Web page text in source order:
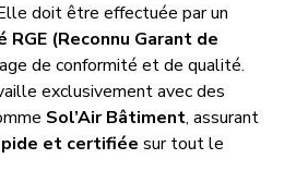
doit être effectuée par un
(Reconnu Garant de
de conformité et de qualité.
exclusivement avec des
Sol’Air Bâtiment, assurant
et certifiée sur tout le